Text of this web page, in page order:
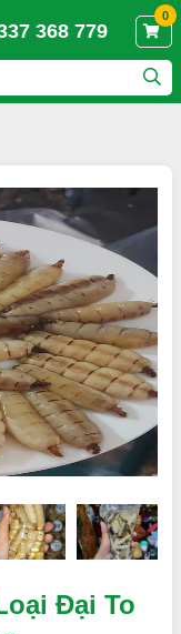
368 779
0
Đại To